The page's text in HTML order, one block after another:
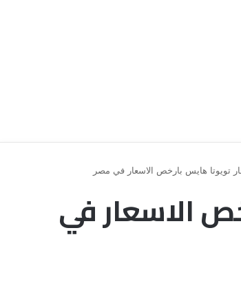
تويوتا هايس بارخص الاسعار في مصر
الاسعار في
ر